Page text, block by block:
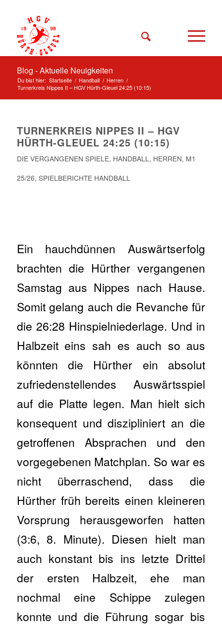
Blog - Aktuelle Neuigkeiten
Du bist hier: Startseite / Handball / Herren /
Turnerkreis Nippes II – HGV Hürth-Gleuel 24:25 (10:15)
TURNERKREIS NIPPES II – HGV
HÜRTH-GLEUEL 24:25 (10:15)
DIE VERGANGENEN SPIELE, HANDBALL, HERREN, M1
25/26, SPIELBERICHTE HANDBALL
Ein hauchdünnen Auswärtserfolg
brachten die Hürther vergangenen
Samstag aus Nippes nach Hause.
Somit gelang auch die Revanche für
die 26:28 Hinspielniederlage. Und in
Halbzeit eins sah es auch so aus
könnten die Hürther ein absolut
zufriedenstellendes Auswärtsspiel
auf die Platte legen. Man hielt sich
konsequent und diszipliniert an die
getroffenen Absprachen und den
vorgegebenen Matchplan. So war es
nicht überraschend, dass die
Hürther früh bereits einen kleineren
Vorsprung herausgeworfen hatten
(3:6, 8. Minute). Diesen hielt man
auch konstant bis ins letzte Drittel
der ersten Halbzeit, ehe man
nochmal eine Schippe zulegen
konnte und die Führung sogar bis